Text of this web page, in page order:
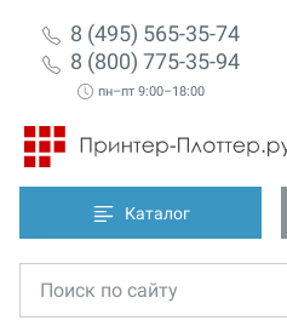
8 (495) 565-35-74
8 (800) 775-35-94
пн–пт 9:00–18:00
Каталог